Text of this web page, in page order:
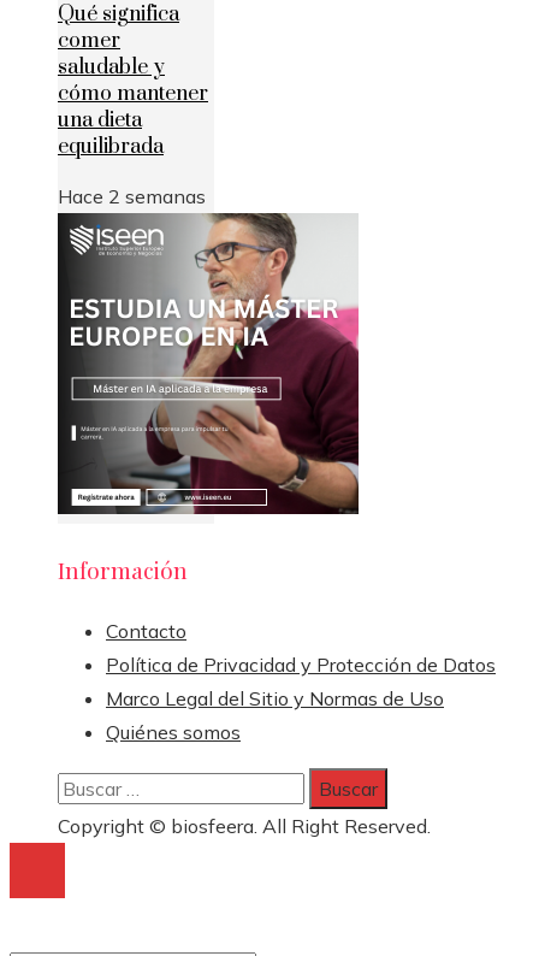
Qué significa
comer
saludable y
cómo mantener
una dieta
equilibrada
Hace 2 semanas
Información
Contacto
Política de Privacidad y Protección de Datos
Marco Legal del Sitio y Normas de Uso
Quiénes somos
Buscar:
Copyright © biosfeera. All Right Reserved.